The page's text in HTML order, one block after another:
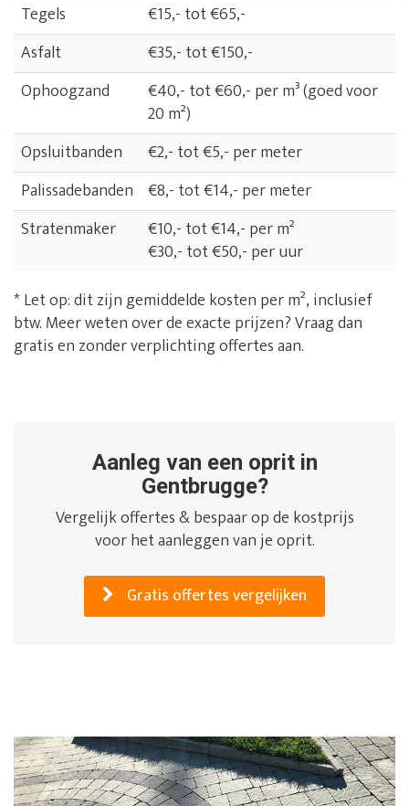
Tegels
€15,- tot €65,-
Asfalt
€35,- tot €150,-
Ophoogzand
€40,- tot €60,- per m³ (goed voor
20 m²)
Opsluitbanden
€2,- tot €5,- per meter
Palissadebanden €8,- tot €14,- per meter
Stratenmaker
€10,- tot €14,- per m²
€30,- tot €50,- per uur
* Let op: dit zijn gemiddelde kosten per m², inclusief
btw. Meer weten over de exacte prijzen? Vraag dan
gratis en zonder verplichting offertes aan.
Aanleg van een oprit in
Gentbrugge?
Vergelijk offertes & bespaar op de kostprijs
voor het aanleggen van je oprit.
Gratis offertes vergelijken